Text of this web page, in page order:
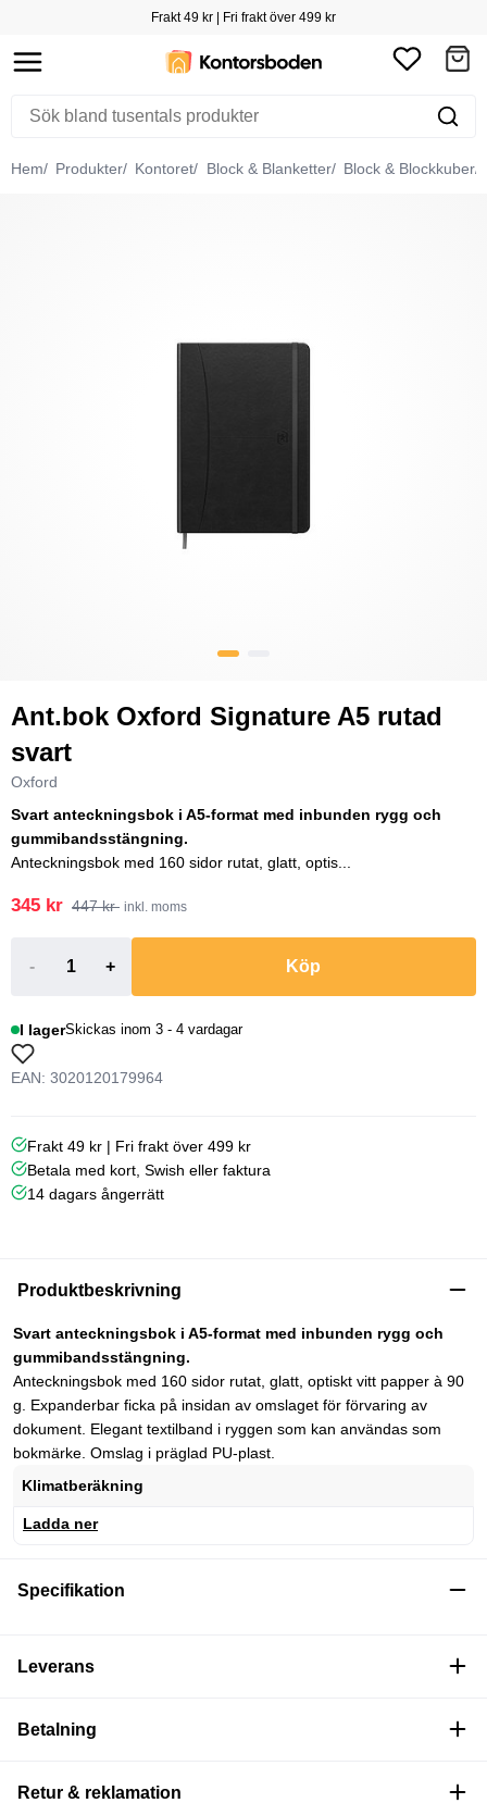
Frakt 49 kr | Fri frakt över 499 kr
Hem Produkter Kontoret Block & Blanketter Block & Blockkuber
Ant.bok Oxford Signature A5 rutad
svart
Oxford
Svart anteckningsbok i A5-format med inbunden rygg och
gummibandsstängning.
Anteckningsbok med 160 sidor rutat, glatt, optis...
345 kr 447 kr inkl. moms
- + Köp
I lagerSkickas inom 3 - 4 vardagar
EAN: 3020120179964
Frakt 49 kr | Fri frakt över 499 kr
Betala med kort, Swish eller faktura
14 dagars ångerrätt
Produktbeskrivning
Svart anteckningsbok i A5-format med inbunden rygg och
gummibandsstängning.
Anteckningsbok med 160 sidor rutat, glatt, optiskt vitt papper à 90
g. Expanderbar ficka på insidan av omslaget för förvaring av
dokument. Elegant textilband i ryggen som kan användas som
bokmärke. Omslag i präglad PU-plast.
Klimatberäkning
Ladda ner
Specifikation
Leverans
Betalning
Retur & reklamation